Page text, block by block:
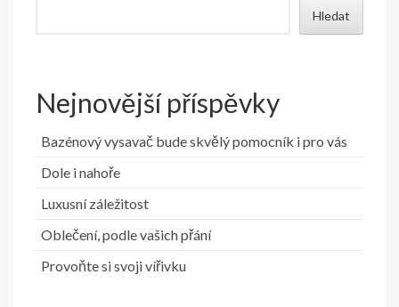
Hledat
Nejnovější příspěvky
Bazénový vysavač bude skvělý pomocník i pro vás
Dole i nahoře
Luxusní záležitost
Oblečení, podle vašich přání
Provoňte si svoji vířivku